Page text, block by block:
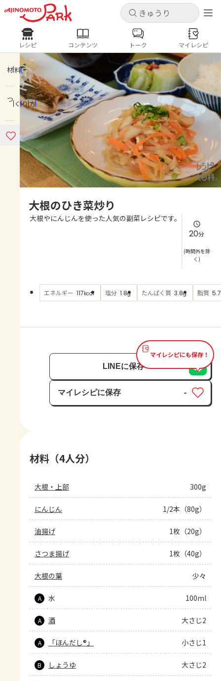
キャンセル
ログインするとレシピを保存できます
ログイン 新規登録
ホーム
コンテンツ
レシピ
よくあるお問い合わせ
キャンセル
レシピ コンテンツ
人気の食材・レシピ
きゅうり なす トマト
とうもろこし
ピーマン
みょうが ゴーヤ
レシピ コンテンツ トーク マイレシピ
材料
つくり方
大根のひき菜炒り
大根やにんじんを使った人気の副菜レシピです。
20分
(時間外を除
く)
エネルギー 117kcal 塩分 1.8g たんぱく質 3.8g 脂質 5.7
マイレシピにも保存！
LINEに保存
マイレシピに保存
保存済み
-
材料（4人分）
大根・上部 300g
にんじん 1/2本（80g）
油揚げ 1枚（20g）
さつま揚げ 1枚（40g）
大根の葉 少々
A 水 100ml
A 酒 大さじ2
A 「ほんだし®」 小さじ1
B しょうゆ 大さじ2